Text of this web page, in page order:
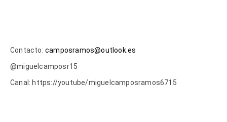
Contacto: camposramos@outlook.es
@miguelcamposr15
Canal: https://youtube/miguelcamposramos6715